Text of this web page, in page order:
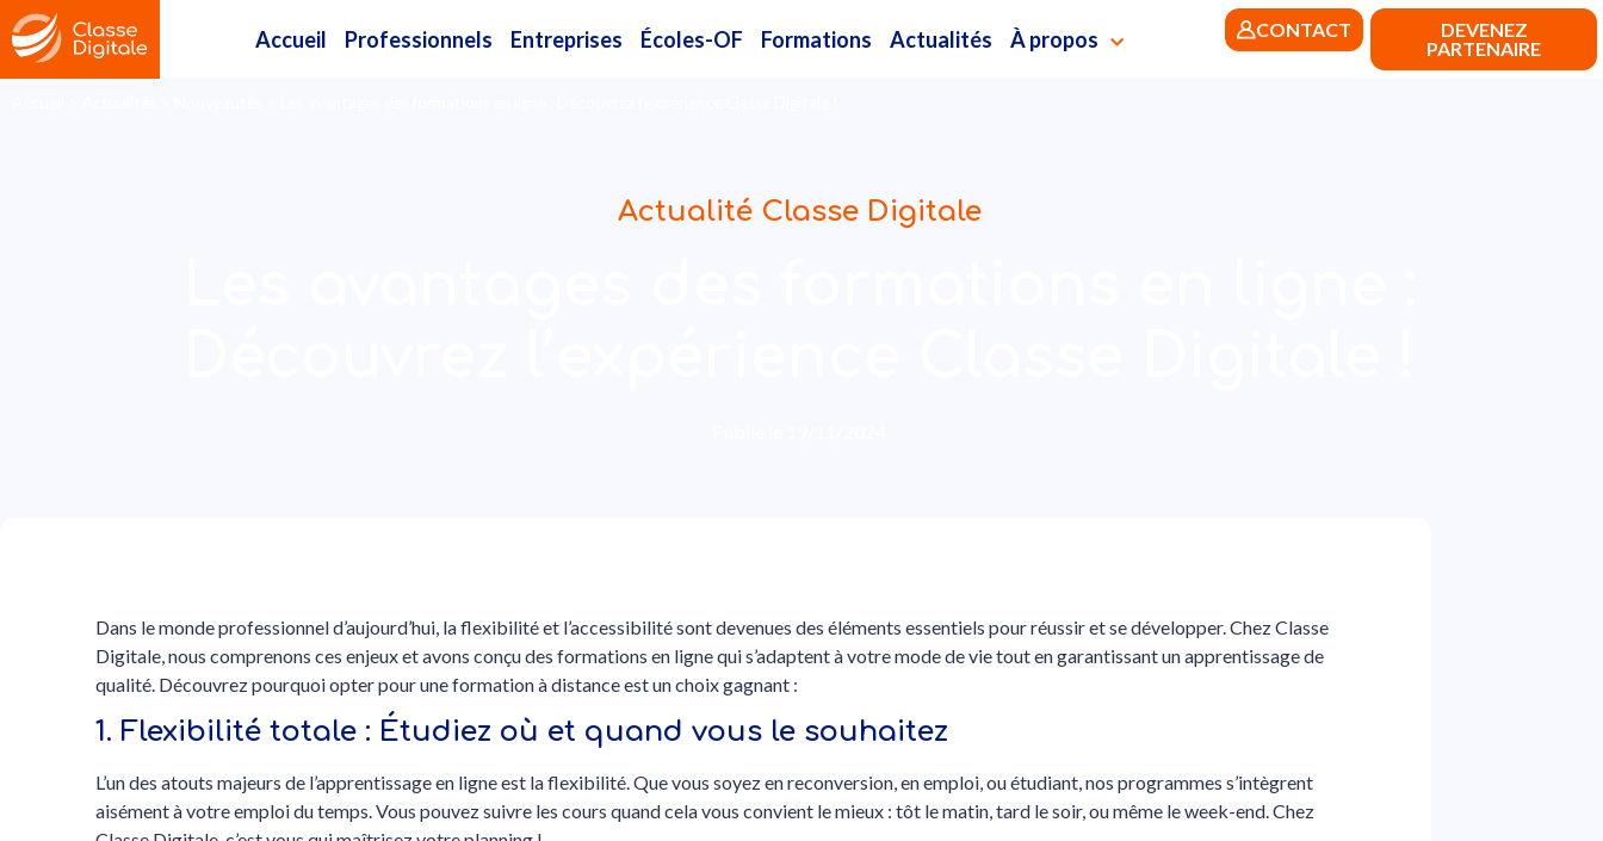
Accueil Professionnels Entreprises Écoles-OF Formations Actualités À propos CONTACT
DEVENEZ
PARTENAIRE
Actualité Classe Digitale
Dans le monde professionnel d’aujourd’hui, la flexibilité et l’accessibilité sont devenues des éléments essentiels pour réussir et se développer. Chez Classe
Digitale, nous comprenons ces enjeux et avons conçu des formations en ligne qui s’adaptent à votre mode de vie tout en garantissant un apprentissage de
qualité. Découvrez pourquoi opter pour une formation à distance est un choix gagnant :
1. Flexibilité totale : Étudiez où et quand vous le souhaitez
L’un des atouts majeurs de l’apprentissage en ligne est la flexibilité. Que vous soyez en reconversion, en emploi, ou étudiant, nos programmes s’intègrent
aisément à votre emploi du temps. Vous pouvez suivre les cours quand cela vous convient le mieux : tôt le matin, tard le soir, ou même le week-end. Chez